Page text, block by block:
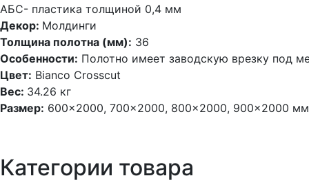
АБС- пластика толщиной 0,4 мм
Декор: Молдинги
Толщина полотна (мм): 36
Особенности: Полотно имеет заводскую врезку под
Цвет: Bianco Crosscut
Вес: 34.26 кг
Размер: 600×2000, 700×2000, 800×2000, 900×2000 мм
Категории товара